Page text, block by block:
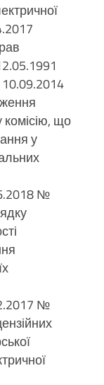
що
у
№
№